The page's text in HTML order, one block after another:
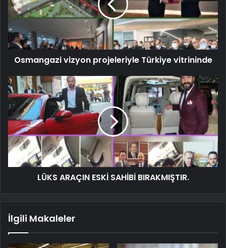
Osmangazi vizyon projeleriyle Türkiye vitrininde
LÜKS ARAÇIN ESKİ SAHİBİ BIRAKMIŞTIR.
İlgili Makaleler